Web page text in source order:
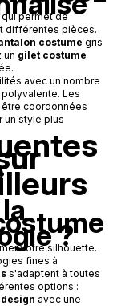
permet de
différentes pièces.
costume gris
un gilet costume
avec un nombre
Les
coordonnées
un style plus
?
votre silhouette.
fines à
s'adaptent à toutes
options :
avec une